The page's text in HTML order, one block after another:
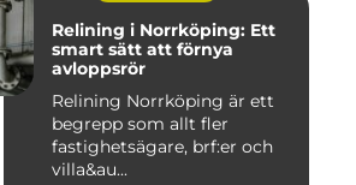
Relining i Norrköping: Ett
smart sätt att förnya
avloppsrör
Relining Norrköping är ett
begrepp som allt fler
fastighetsägare, brf:er och
villa&au...